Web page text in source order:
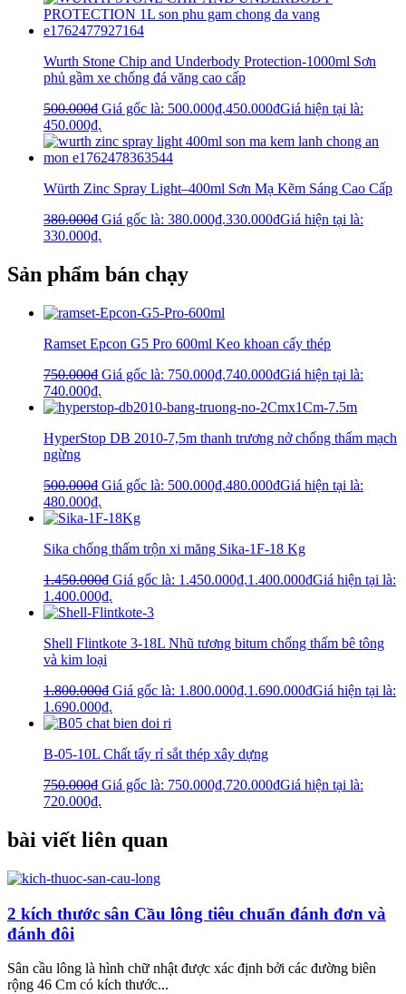
Wurth Stone Chip and Underbody Protection-1000ml Sơn
phủ gầm xe chống đá văng cao cấp
500.000₫ Giá gốc là: 500.000₫.450.000₫Giá hiện tại là:
450.000₫.
Würth Zinc Spray Light–400ml Sơn Mạ Kẽm Sáng Cao Cấp
380.000₫ Giá gốc là: 380.000₫.330.000₫Giá hiện tại là:
330.000₫.
Sản phẩm bán chạy
Ramset Epcon G5 Pro 600ml Keo khoan cấy thép
750.000₫ Giá gốc là: 750.000₫.740.000₫Giá hiện tại là:
740.000₫.
HyperStop DB 2010-7,5m thanh trương nở chống thấm mạch
ngừng
500.000₫ Giá gốc là: 500.000₫.480.000₫Giá hiện tại là:
480.000₫.
Sika chống thấm trộn xi măng Sika-1F-18 Kg
1.450.000₫ Giá gốc là: 1.450.000₫.1.400.000₫Giá hiện tại là:
1.400.000₫.
Shell Flintkote 3-18L Nhũ tương bitum chống thấm bê tông
và kim loại
1.800.000₫ Giá gốc là: 1.800.000₫.1.690.000₫Giá hiện tại là:
1.690.000₫.
B-05-10L Chất tẩy rỉ sắt thép xây dựng
750.000₫ Giá gốc là: 750.000₫.720.000₫Giá hiện tại là:
720.000₫.
bài viết liên quan
2 kích thước sân Cầu lông tiêu chuẩn đánh đơn và
đánh đôi
Sân cầu lông là hình chữ nhật được xác định bởi các đường biên
rộng 46 Cm có kích thước...